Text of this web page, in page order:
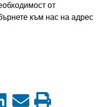
от
към нас на адрес